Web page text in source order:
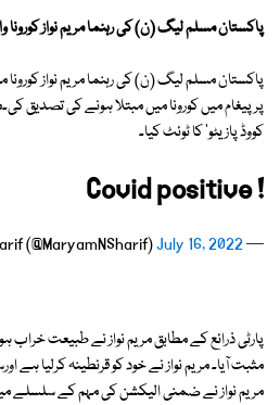
پاکستان مسلم لیگ (ن) کی رہنما مریم نواز کورونا
پاکستان مسلم لیگ (ن) کی رہنما مریم نواز کورونا
پرپیغام میں کورونا میں مبتلا ہونے کی تصدیق
کووڈ پازیٹو' کا ٹوئٹ کیا۔
Covid positive !
— Maryam Nawaz Sharif (@MaryamNSharif)
July 16, 2022
پارٹی ذرائع کے مطابق مریم نواز نے طبیعت خراب
مثبت آیا۔ مریم نواز نے خود کو قرنطینہ کرلیا
مریم نواز نے ضمنی الیکشن کی مہم کے سلسلے